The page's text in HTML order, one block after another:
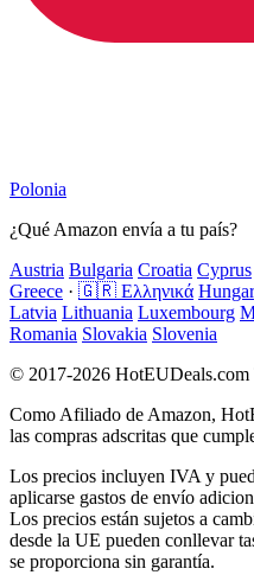
Polonia
¿Qué Amazon envía a tu país?
Austria Bulgaria Croatia Cyprus
Greece · 🇬🇷 Ελληνικά
Latvia Lithuania Luxembourg
Romania Slovakia Slovenia
© 2017-2026 HotEUDeals.com
Como Afiliado de Amazon,
las compras adscritas que
Los precios incluyen IVA y
aplicarse gastos de envío
Los precios están sujetos a
desde la UE pueden conllevar
se proporciona sin garantía.